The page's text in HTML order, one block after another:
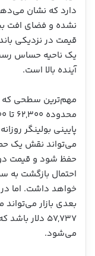
دارد که نشان
نشده و فضای افت
قیمت در نزدیکی
یک ناحیه حساس
آینده بالا است.
مهم‌ترین سطحی که
پایینی بولینگر
می‌تواند نقش یک
می‌شود.